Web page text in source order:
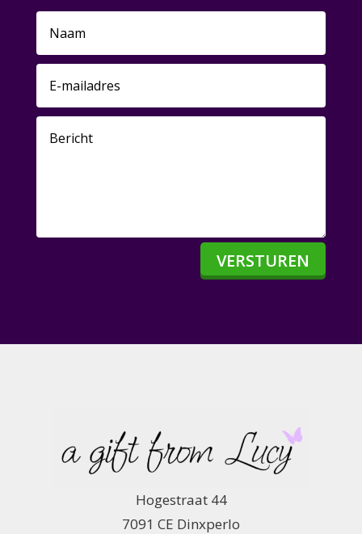
VERSTUREN
Hogestraat 44
7091 CE Dinxperlo